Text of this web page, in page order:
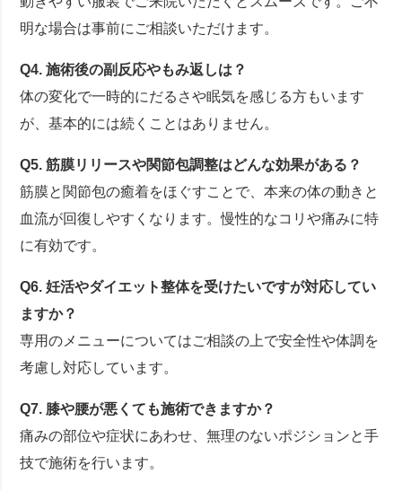
明な場合は事前にご相談いただけます。
Q4. 施術後の副反応やもみ返しは？
体の変化で一時的にだるさや眠気を感じる方もいます
が、基本的には続くことはありません。
Q5. 筋膜リリースや関節包調整はどんな効果がある？
筋膜と関節包の癒着をほぐすことで、本来の体の動きと
血流が回復しやすくなります。慢性的なコリや痛みに特
に有効です。
Q6. 妊活やダイエット整体を受けたいですが対応してい
ますか？
専用のメニューについてはご相談の上で安全性や体調を
考慮し対応しています。
Q7. 膝や腰が悪くても施術できますか？
痛みの部位や症状にあわせ、無理のないポジションと手
技で施術を行います。